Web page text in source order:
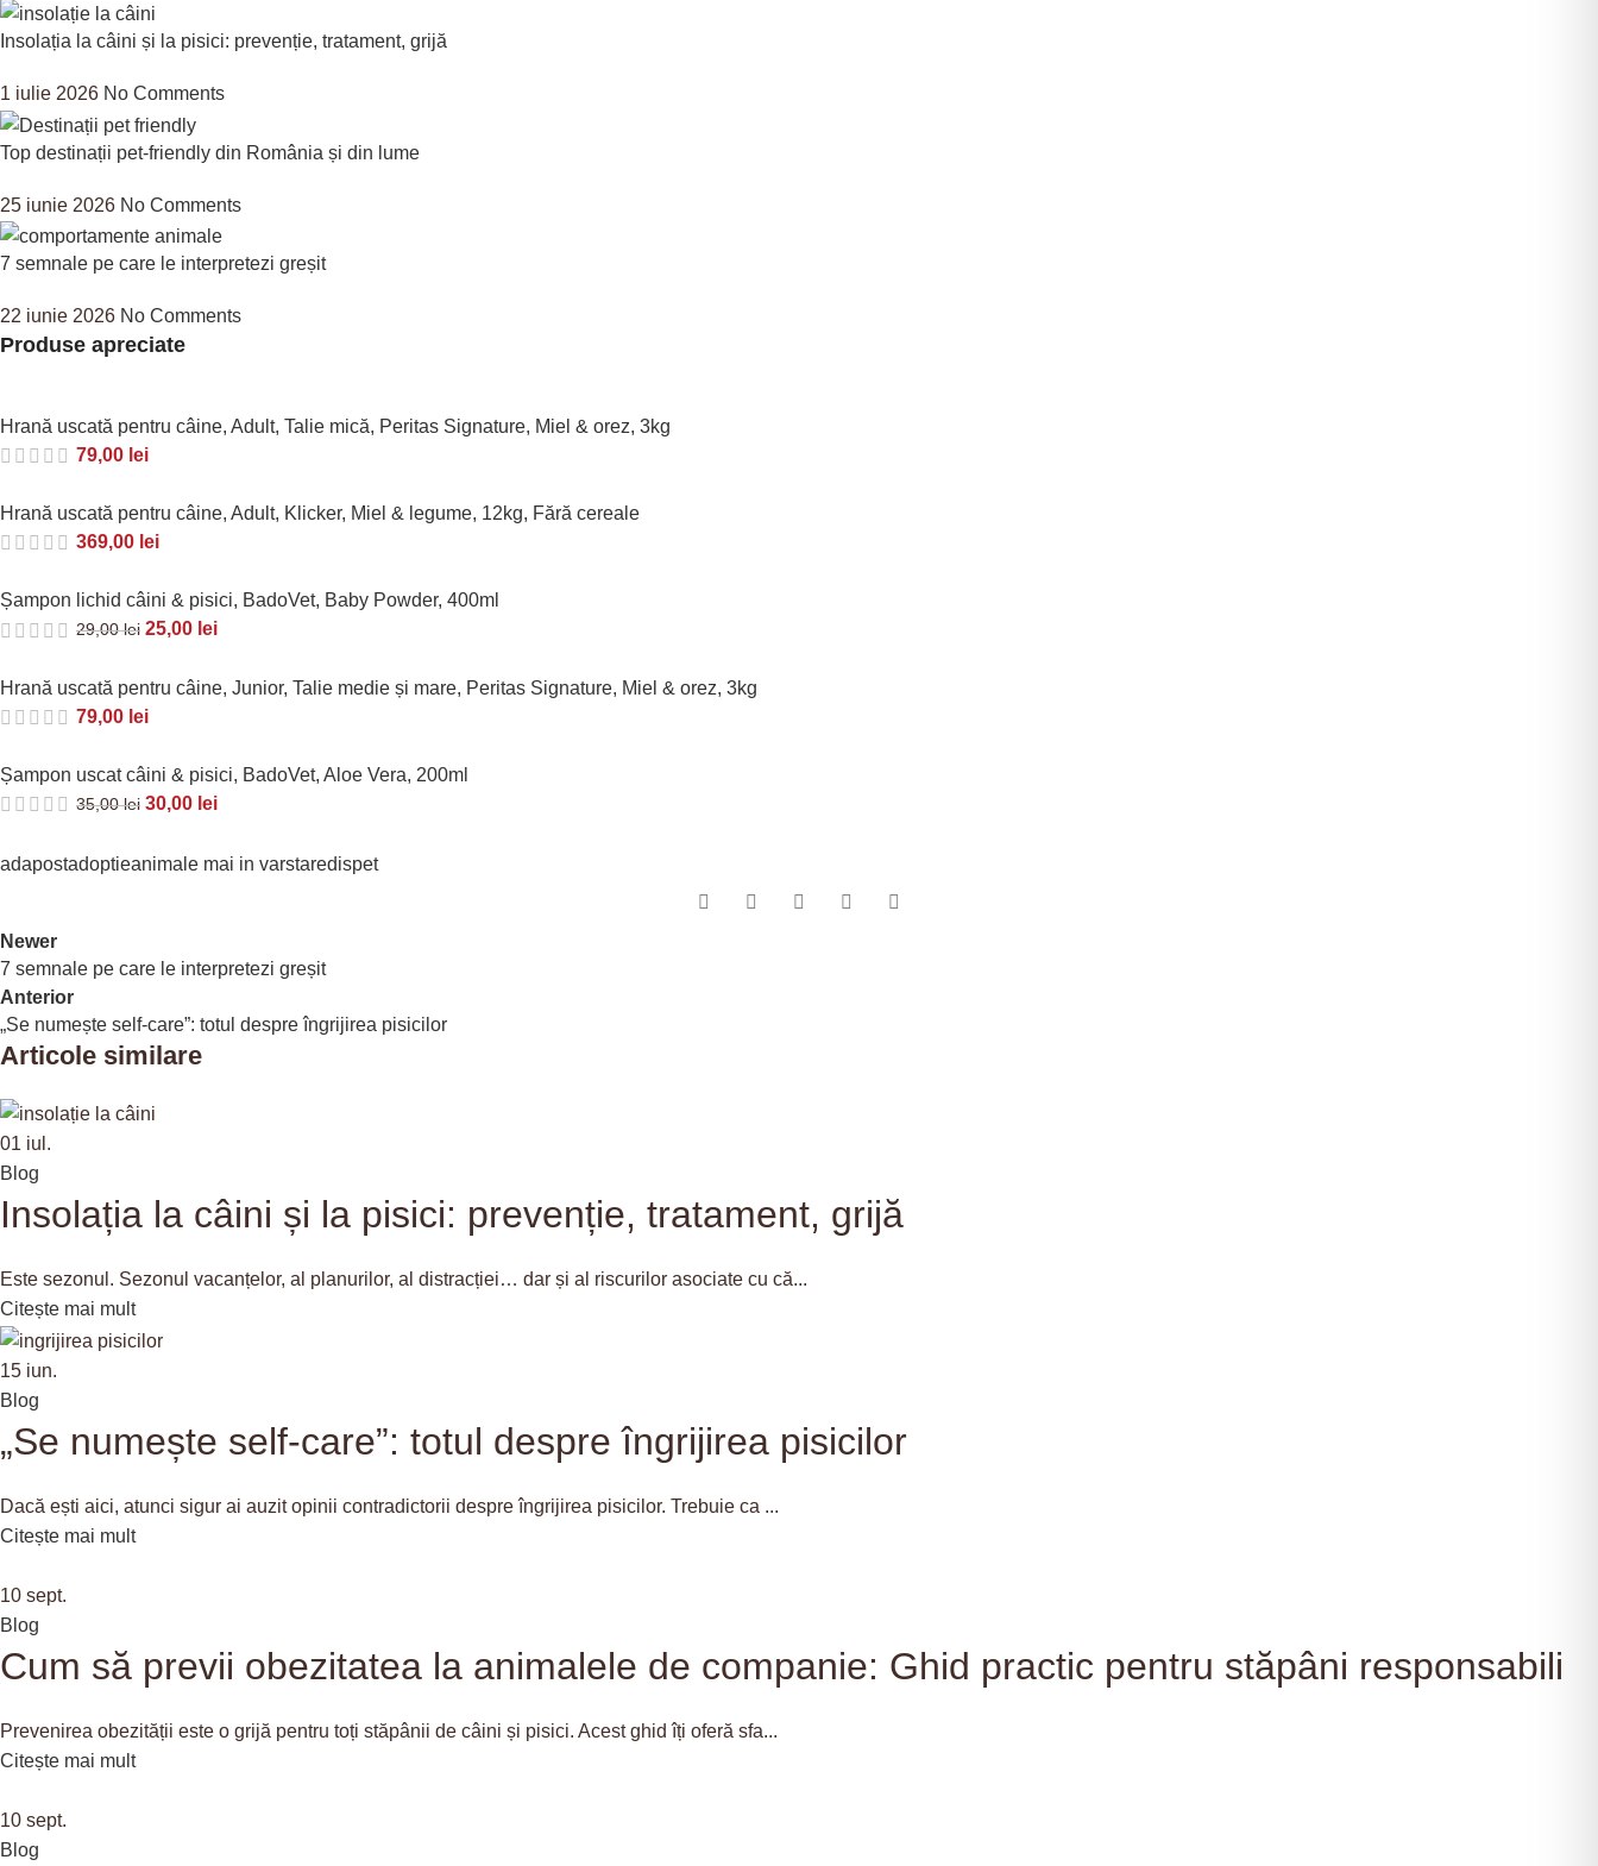
Insolația la câini și la pisici: prevenție, tratament, grijă
1 iulie 2026 No Comments
Top destinații pet-friendly din România și din lume
25 iunie 2026 No Comments
7 semnale pe care le interpretezi greșit
22 iunie 2026 No Comments
Produse apreciate
Hrană uscată pentru câine, Adult, Talie mică, Peritas Signature, Miel & orez, 3kg
79,00 lei
Hrană uscată pentru câine, Adult, Klicker, Miel & legume, 12kg, Fără cereale
369,00 lei
Șampon lichid câini & pisici, BadoVet, Baby Powder, 400ml
29,00lei 25,00 lei
Hrană uscată pentru câine, Junior, Talie medie și mare, Peritas Signature, Miel & orez, 3kg
79,00 lei
Șampon uscat câini & pisici, BadoVet, Aloe Vera, 200ml
35,00lei 30,00 lei
adapostadoptieanimale mai in varstaredispet
Newer
7 semnale pe care le interpretezi greșit
Anterior
„Se numește self-care”: totul despre îngrijirea pisicilor
Articole similare
01 iul.
Blog
Insolația la câini și la pisici: prevenție, tratament, grijă
Este sezonul. Sezonul vacanțelor, al planurilor, al distracției… dar și al riscurilor asociate cu că...
Citește mai mult
15 iun.
Blog
„Se numește self-care”: totul despre îngrijirea pisicilor
Dacă ești aici, atunci sigur ai auzit opinii contradictorii despre îngrijirea pisicilor. Trebuie ca ...
Citește mai mult
10 sept.
Blog
Cum să previi obezitatea la animalele de companie: Ghid practic pentru stăpâni responsabili
Prevenirea obezității este o grijă pentru toți stăpânii de câini și pisici. Acest ghid îți oferă sfa...
Citește mai mult
10 sept.
Blog